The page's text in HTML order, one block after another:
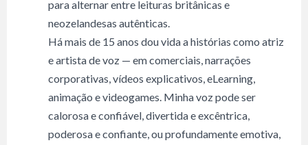
para alternar entre leituras britânicas e
neozelandesas autênticas.
Há mais de 15 anos dou vida a histórias como atriz
e artista de voz — em comerciais, narrações
corporativas, vídeos explicativos, eLearning,
animação e videogames. Minha voz pode ser
calorosa e confiável, divertida e excêntrica,
poderosa e confiante, ou profundamente emotiva,